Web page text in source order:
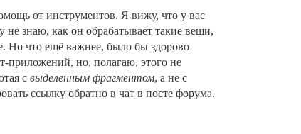
от инструментов. Я вижу, что у вас
не знаю, как он обрабатывает такие вещи,
Но что ещё важнее, было бы здорово
приложений, но, полагаю, этого не
с выделенным фрагментом, а не с
ссылку обратно в чат в посте форума.